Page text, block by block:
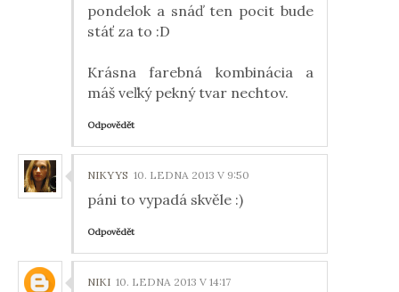
pondelok a snáď ten pocit bude
stáť za to :D
Krásna farebná kombinácia a
máš veľký pekný tvar nechtov.
Odpovědět
NIKYYS 10. LEDNA 2013 V 9:50
páni to vypadá skvěle :)
Odpovědět
NIKI 10. LEDNA 2013 V 14:17